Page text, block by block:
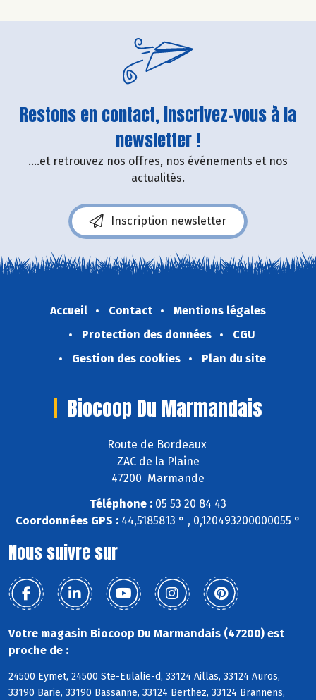
Restons en contact, inscrivez-vous à la
newsletter !
....et retrouvez nos offres, nos événements et nos
actualités.
Inscription newsletter
Accueil Contact
Mentions légales
Protection des données
CGU
Gestion des cookies
Plan du site
Biocoop Du Marmandais
Route de Bordeaux
ZAC de la Plaine
47200 Marmande
Téléphone : 05 53 20 84 43
Coordonnées GPS : 44,5185813 ° , 0,120493200000055 °
Nous suivre sur
Votre magasin Biocoop Du Marmandais (47200) est
proche de :
24500 Eymet, 24500 Ste-Eulalie-d, 33124 Aillas, 33124 Auros,
33190 Barie, 33190 Bassanne, 33124 Berthez, 33124 Brannens,